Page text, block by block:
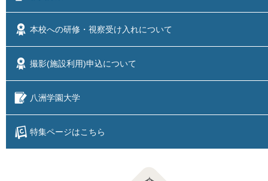
本校への研修・視察受け入れについて
撮影(施設利用)申込について
八洲学園大学
特集ページはこちら